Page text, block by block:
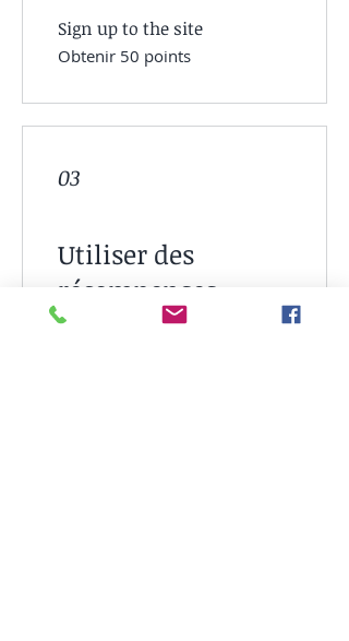
Sign up to the site
Obtenir 50 points
03
Utiliser des
récompenses